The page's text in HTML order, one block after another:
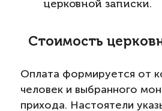
церковной записки.
Стоимость
Оплата формируется от
человек и выбранного
прихода. Настоятели